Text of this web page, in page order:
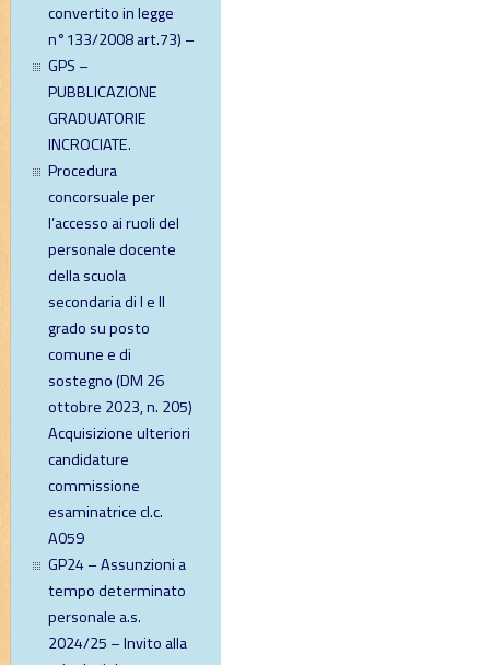
convertito in legge
n°133/2008 art.73) –
GPS –
PUBBLICAZIONE
GRADUATORIE
INCROCIATE.
Procedura
concorsuale per
l’accesso ai ruoli del
personale docente
della scuola
secondaria di I e II
grado su posto
comune e di
sostegno (DM 26
ottobre 2023, n. 205)
Acquisizione ulteriori
candidature
commissione
esaminatrice cl.c.
A059
GP24 – Assunzioni a
tempo determinato
personale a.s.
2024/25 – Invito alla